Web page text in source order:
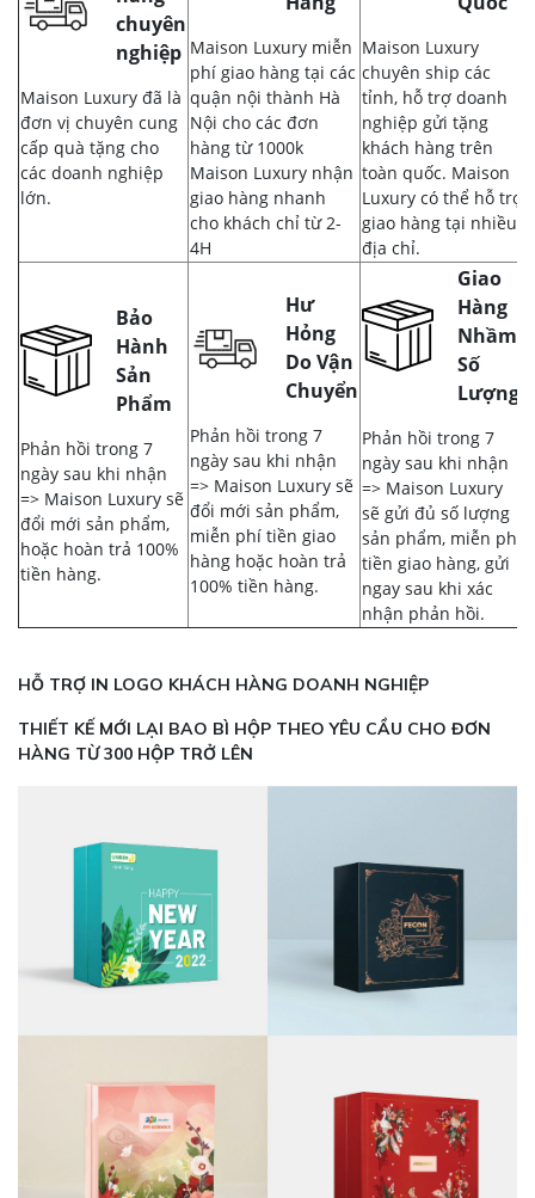
chuyên
nghiệp
Maison Luxury đã là
đơn vị chuyên cung
cấp quà tặng cho
các doanh nghiệp
lớn.
Maison Luxury miễn
phí giao hàng tại các
quận nội thành Hà
Nội cho các đơn
hàng từ 1000k
Maison Luxury nhận
giao hàng nhanh
cho khách chỉ từ 2-
4H
Maison Luxury
chuyên ship các
tỉnh, hỗ trợ doanh
nghiệp gửi tặng
khách hàng trên
toàn quốc. Maison
Luxury có thể hỗ trợ
giao hàng tại nhiều
địa chỉ.
Bảo
Hành
Sản
Phẩm
Phản hồi trong 7
ngày sau khi nhận
=> Maison Luxury sẽ
đổi mới sản phẩm,
hoặc hoàn trả 100%
tiền hàng.
Hư
Hỏng
Do Vận
Chuyển
Phản hồi trong 7
ngày sau khi nhận
=> Maison Luxury sẽ
đổi mới sản phẩm,
miễn phí tiền giao
hàng hoặc hoàn trả
100% tiền hàng.
Giao
Hàng
Nhầm,
Số
Lượng
Phản hồi trong 7
ngày sau khi nhận
=> Maison Luxury
sẽ gửi đủ số lượng
sản phẩm, miễn phí
tiền giao hàng, gửi
ngay sau khi xác
nhận phản hồi.
HỖ TRỢ IN LOGO KHÁCH HÀNG DOANH NGHIỆP
THIẾT KẾ MỚI LẠI BAO BÌ HỘP THEO YÊU CẦU CHO ĐƠN
HÀNG TỪ 300 HỘP TRỞ LÊN